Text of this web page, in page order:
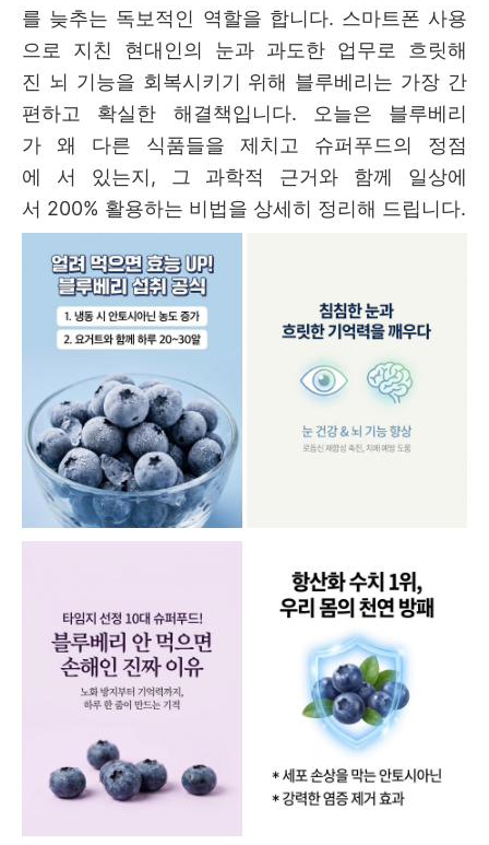
를 늦추는 독보적인 역할을 합니다. 스마트폰 사용
으로 지친 현대인의 눈과 과도한 업무로 흐릿해
진 뇌 기능을 회복시키기 위해 블루베리는 가장 간
편하고 확실한 해결책입니다. 오늘은 블루베리
가 왜 다른 식품들을 제치고 슈퍼푸드의 정점
에 서 있는지, 그 과학적 근거와 함께 일상에
서 200% 활용하는 비법을 상세히 정리해 드립니다.